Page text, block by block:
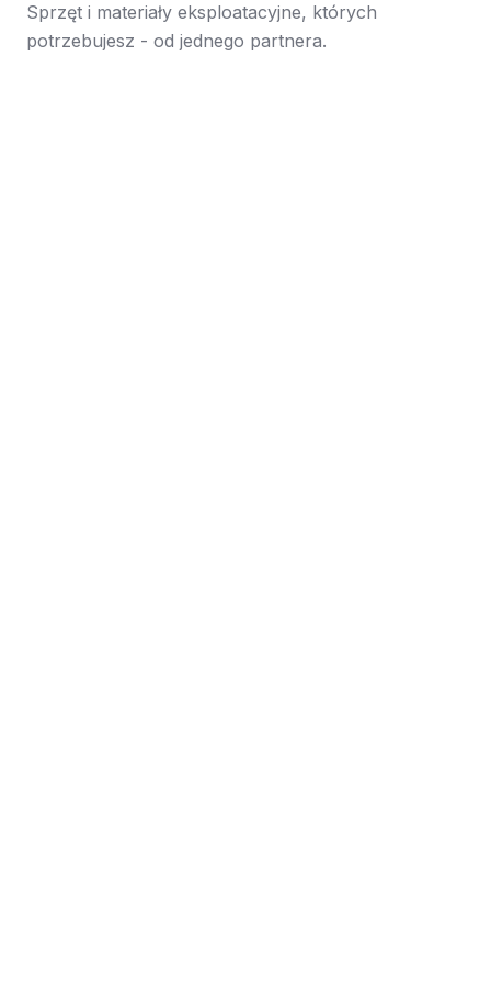
Sprzęt i materiały eksploatacyjne, których
potrzebujesz - od jednego partnera.